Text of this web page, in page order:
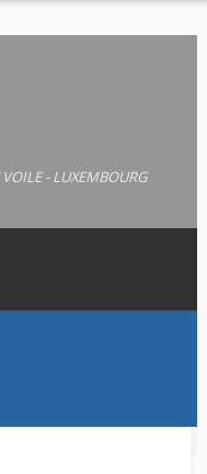
- LUXEMBOURG